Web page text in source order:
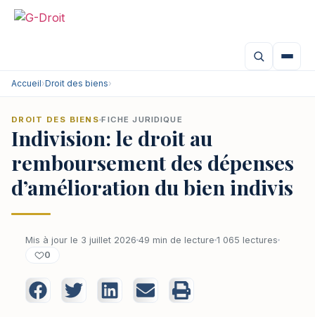
Accueil›Droit des biens›
DROIT DES BIENS FICHE JURIDIQUE
Indivision: le droit au
remboursement des dépenses
d’amélioration du bien indivis
Mis à jour le 3 juillet 2026 49 min de lecture 1 065 lectures
0